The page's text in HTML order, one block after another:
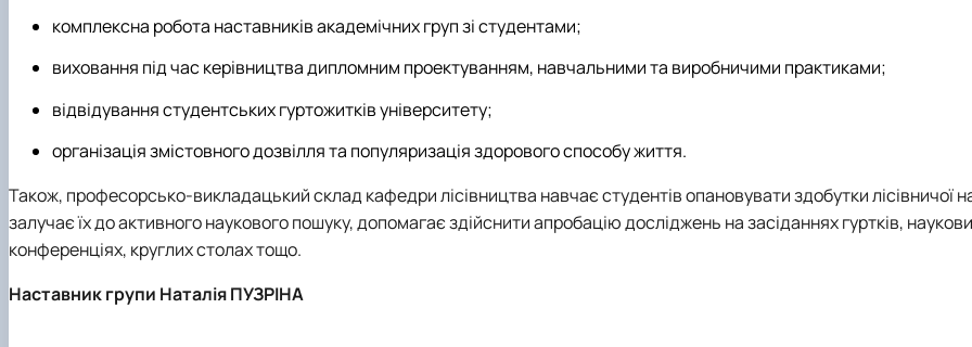
комплексна робота наставників академічних груп зі студентами;
виховання під час керівництва дипломним проектуванням, навчальними та виробничими практиками;
відвідування студентських гуртожитків університету;
організація змістовного дозвілля та популяризація здорового способу життя.
Також, професорсько-викладацький склад кафедри лісівництва навчає студентів опановувати здобутки лісівничої
залучає їх до активного наукового пошуку, допомагає здійснити апробацію досліджень на засіданнях гуртків,
конференціях, круглих столах тощо.
Наставник групи Наталія ПУЗРІНА